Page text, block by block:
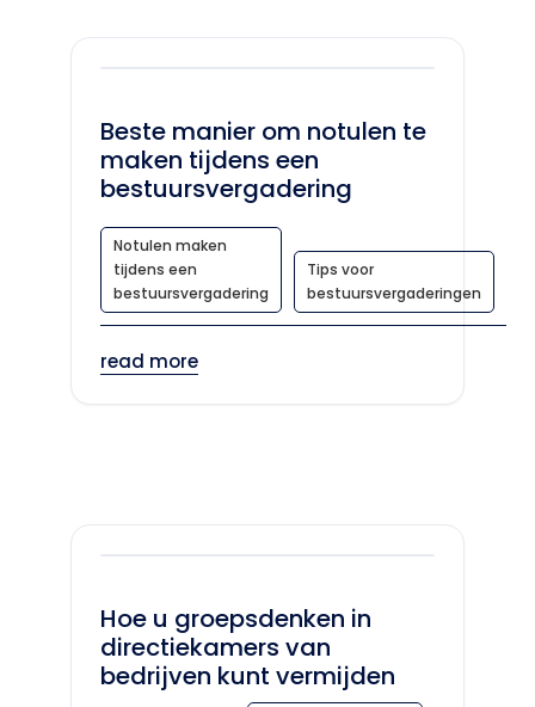
Beste manier om notulen te
maken tijdens een
bestuursvergadering
Notulen maken
tijdens een
bestuursvergadering
Tips voor
bestuursvergaderingen
read more
Hoe u groepsdenken in
directiekamers van
bedrijven kunt vermijden